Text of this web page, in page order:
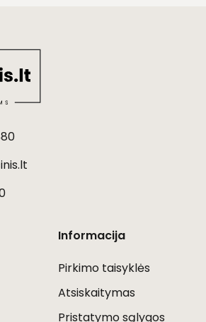
Informacija
Pirkimo taisyklės
Atsiskaitymas
Pristatymo sąlygos